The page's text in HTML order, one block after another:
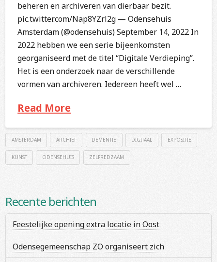
beheren en archiveren van dierbaar bezit.
pic.twitter.com/Nap8YZrl2g — Odensehuis
Amsterdam (@odensehuis) September 14, 2022 In
2022 hebben we een serie bijeenkomsten
georganiseerd met de titel “Digitale Verdieping”.
Het is een onderzoek naar de verschillende
vormen van archiveren. Iedereen heeft wel …
Read More
AMSTERDAM ARCHIEF DEMENTIE DIGITAAL EXPOSITIE
KUNST ODENSEHUIS ZELFREDZAAM
Recente berichten
Feestelijke opening extra locatie in Oost
Odensegemeenschap ZO organiseert zich